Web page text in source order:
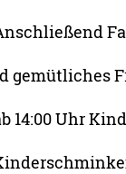
gemütliches
14:00 Uhr